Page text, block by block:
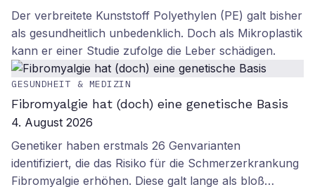
Der verbreitete Kunststoff Polyethylen (PE) galt bisher
als gesundheitlich unbedenklich. Doch als Mikroplastik
kann er einer Studie zufolge die Leber schädigen.
GESUNDHEIT & MEDIZIN
Fibromyalgie hat (doch) eine genetische Basis
4. August 2026
Genetiker haben erstmals 26 Genvarianten
identifiziert, die das Risiko für die Schmerzerkrankung
Fibromyalgie erhöhen. Diese galt lange als bloß…